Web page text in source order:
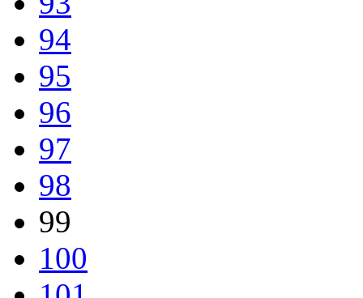
94
95
96
97
98
99
100